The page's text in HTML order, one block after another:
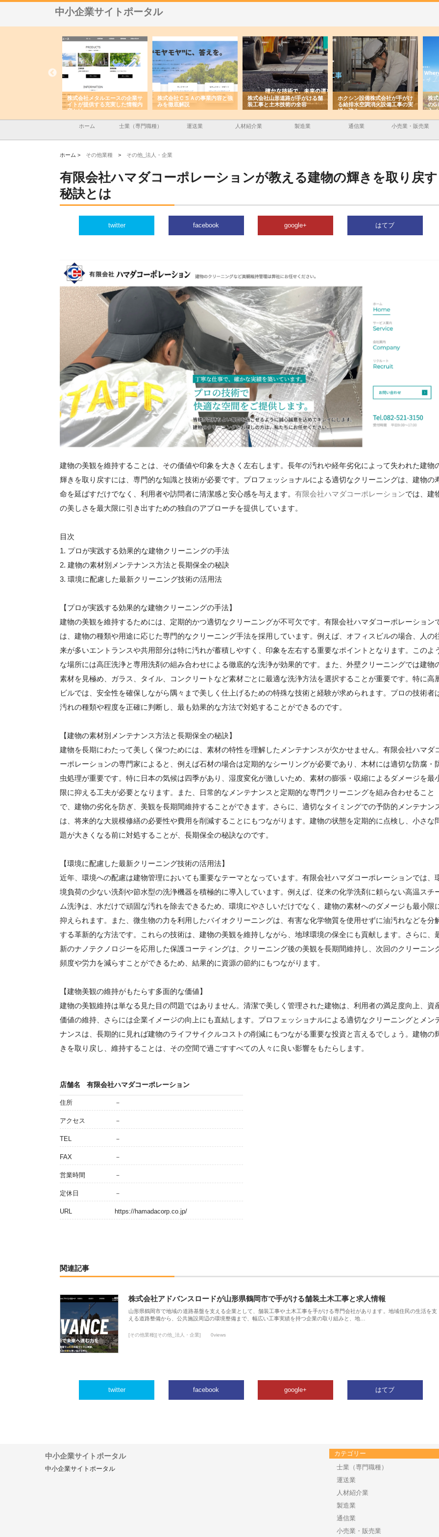
中小企業サイトポータル
株式会社メタルエースの企業サ
イトが提供する充実した情報内
容とは
株式会社ＣＳＡの事業内容と強
みを徹底解説
株式会社山形道路が手がける舗
装工事と土木技術の全容
ホクシン設備株式会社が手がけ
る給排水空調消火設備工事の実
績と強み
株
の
入
ホーム 士業（専門職種） 運送業 人材紹介業 製造業 通信業 小売業・販売業
ホーム > その他業種 > その他_法人・企業
有限会社ハマダコーポレーションが教える建物の輝きを取り戻す
秘訣とは
twitter facebook google+ はてブ
建物の美観を維持することは、その価値や印象を大きく左右します。長年の汚れや経年劣化によって失われた建物
輝きを取り戻すには、専門的な知識と技術が必要です。プロフェッショナルによる適切なクリーニングは、建物の
命を延ばすだけでなく、利用者や訪問者に清潔感と安心感を与えます。 有限会社ハマダコーポレーションでは、建
の美しさを最大限に引き出すための独自のアプローチを提供しています。
目次
1. プロが実践する効果的な建物クリーニングの手法
2. 建物の素材別メンテナンス方法と長期保全の秘訣
3. 環境に配慮した最新クリーニング技術の活用法
【プロが実践する効果的な建物クリーニングの手法】
建物の美観を維持するためには、定期的かつ適切なクリーニングが不可欠です。有限会社ハマダコーポレーション
は、建物の種類や用途に応じた専門的なクリーニング手法を採用しています。例えば、オフィスビルの場合、人の
来が多いエントランスや共用部分は特に汚れが蓄積しやすく、印象を左右する重要なポイントとなります。このよ
な場所には高圧洗浄と専用洗剤の組み合わせによる徹底的な洗浄が効果的です。また、外壁クリーニングでは建物
素材を見極め、ガラス、タイル、コンクリートなど素材ごとに最適な洗浄方法を選択することが重要です。特に高
ビルでは、安全性を確保しながら隅々まで美しく仕上げるための特殊な技術と経験が求められます。プロの技術者
汚れの種類や程度を正確に判断し、最も効果的な方法で対処することができるのです。
【建物の素材別メンテナンス方法と長期保全の秘訣】
建物を長期にわたって美しく保つためには、素材の特性を理解したメンテナンスが欠かせません。有限会社ハマダ
ーポレーションの専門家によると、例えば石材の場合は定期的なシーリングが必要であり、木材には適切な防腐・
虫処理が重要です。特に日本の気候は四季があり、湿度変化が激しいため、素材の膨張・収縮によるダメージを最
限に抑える工夫が必要となります。また、日常的なメンテナンスと定期的な専門クリーニングを組み合わせること
で、建物の劣化を防ぎ、美観を長期間維持することができます。さらに、適切なタイミングでの予防的メンテナン
は、将来的な大規模修繕の必要性や費用を削減することにもつながります。建物の状態を定期的に点検し、小さな
題が大きくなる前に対処することが、長期保全の秘訣なのです。
【環境に配慮した最新クリーニング技術の活用法】
近年、環境への配慮は建物管理においても重要なテーマとなっています。有限会社ハマダコーポレーションでは、
境負荷の少ない洗剤や節水型の洗浄機器を積極的に導入しています。例えば、従来の化学洗剤に頼らない高温スチ
ム洗浄は、水だけで頑固な汚れを除去できるため、環境にやさしいだけでなく、建物の素材へのダメージも最小限
抑えられます。また、微生物の力を利用したバイオクリーニングは、有害な化学物質を使用せずに油汚れなどを分
する革新的な方法です。これらの技術は、建物の美観を維持しながら、地球環境の保全にも貢献します。さらに、
新のナノテクノロジーを応用した保護コーティングは、クリーニング後の美観を長期間維持し、次回のクリーニン
頻度や労力を減らすことができるため、結果的に資源の節約にもつながります。
【建物美観の維持がもたらす多面的な価値】
建物の美観維持は単なる見た目の問題ではありません。清潔で美しく管理された建物は、利用者の満足度向上、資
価値の維持、さらには企業イメージの向上にも直結します。プロフェッショナルによる適切なクリーニングとメン
ナンスは、長期的に見れば建物のライフサイクルコストの削減にもつながる重要な投資と言えるでしょう。建物の
きを取り戻し、維持することは、その空間で過ごすすべての人々に良い影響をもたらします。
店舗名 有限会社ハマダコーポレーション
住所 －
アクセス －
TEL －
FAX －
営業時間 －
定休日 －
URL https://hamadacorp.co.jp/
関連記事
株式会社アドバンスロードが山形県鶴岡市で手がける舗装土木工事と求人情報
山形県鶴岡市で地域の道路基盤を支える企業として、舗装工事や土木工事を手がける専門会社があります。地域住民の生活を支
える道路整備から、公共施設周辺の環境整備まで、幅広い工事実績を持つ企業の取り組みと、地…
[その他業種][その他_法人・企業] 0views
twitter facebook google+ はてブ
中小企業サイトポータル
中小企業サイトポータル
カテゴリー
士業（専門職種）
運送業
人材紹介業
製造業
通信業
小売業・販売業